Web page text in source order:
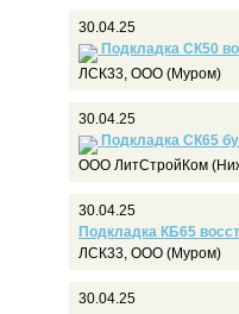
30.04.25
Подкладка СК50
ЛСК33, ООО (Муром)
30.04.25
Подкладка СК65 бу
ООО ЛитСтройКом
30.04.25
Подкладка КБ65
ЛСК33, ООО (Муром)
30.04.25